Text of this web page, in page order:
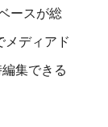
ースが総
メディアド
集できる